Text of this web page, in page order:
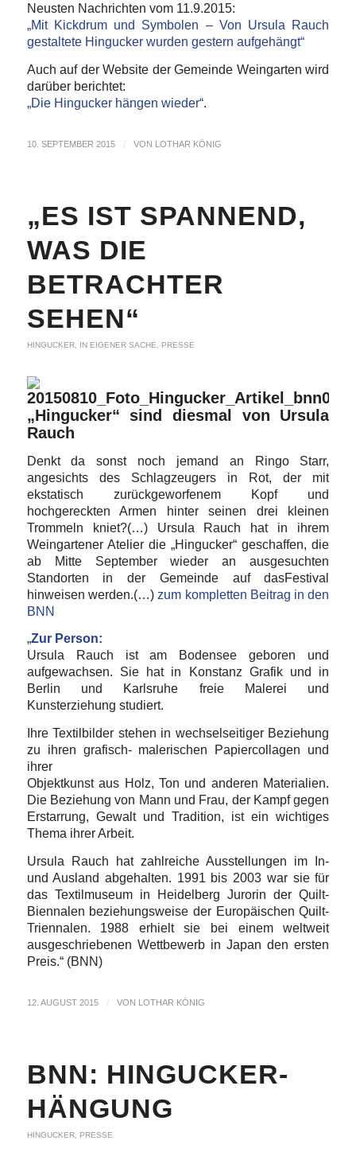
Neusten Nachrichten vom 11.9.2015:
„Mit Kickdrum und Symbolen – Von Ursula Rauch
gestaltete Hingucker wurden gestern aufgehängt“
Auch auf der Website der Gemeinde Weingarten wird
darüber berichtet:
„Die Hingucker hängen wieder“.
10. SEPTEMBER 2015 / VON LOTHAR KÖNIG
„ES IST SPANNEND,
WAS DIE
BETRACHTER
SEHEN“
HINGUCKER, IN EIGENER SACHE, PRESSE
„Hingucker“ sind diesmal von Ursula
Rauch
Denkt da sonst noch jemand an Ringo Starr,
angesichts des Schlagzeugers in Rot, der mit
ekstatisch zurückgeworfenem Kopf und
hochgereckten Armen hinter seinen drei kleinen
Trommeln kniet?(…) Ursula Rauch hat in ihrem
Weingartener Atelier die „Hingucker“ geschaffen, die
ab Mitte September wieder an ausgesuchten
Standorten in der Gemeinde auf dasFestival
hinweisen werden.(…)zum kompletten Beitrag in den
BNN
„Zur Person:
Ursula Rauch ist am Bodensee geboren und
aufgewachsen. Sie hat in Konstanz Grafik und in
Berlin und Karlsruhe freie Malerei und
Kunsterziehung studiert.
Ihre Textilbilder stehen in wechselseitiger Beziehung
zu ihren grafisch- malerischen Papiercollagen und
ihrer
Objektkunst aus Holz, Ton und anderen Materialien.
Die Beziehung von Mann und Frau, der Kampf gegen
Erstarrung, Gewalt und Tradition, ist ein wichtiges
Thema ihrer Arbeit.
Ursula Rauch hat zahlreiche Ausstellungen im In-
und Ausland abgehalten. 1991 bis 2003 war sie für
das Textilmuseum in Heidelberg Jurorin der Quilt-
Biennalen beziehungsweise der Europäischen Quilt-
Triennalen. 1988 erhielt sie bei einem weltweit
ausgeschriebenen Wettbewerb in Japan den ersten
Preis.“ (BNN)
12. AUGUST 2015 / VON LOTHAR KÖNIG
BNN: HINGUCKER-
HÄNGUNG
HINGUCKER, PRESSE